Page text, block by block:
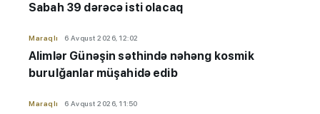
Sabah 39 dərəcə isti olacaq
Maraqlı 6 Avqust 2026, 12:02
Alimlər Günəşin səthində nəhəng kosmik
burulğanlar müşahidə edib
Maraqlı 6 Avqust 2026, 11:50